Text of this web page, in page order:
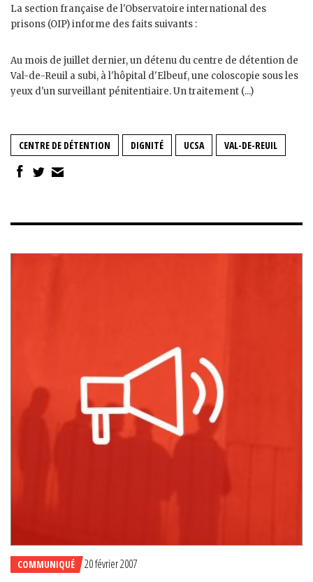
La section française de l'Observatoire international des
prisons (OIP) informe des faits suivants :
Au mois de juillet dernier, un détenu du centre de détention de
Val-de-Reuil a subi, à l'hôpital d'Elbeuf, une coloscopie sous les
yeux d'un surveillant pénitentiaire. Un traitement (...)
CENTRE DE DÉTENTION DIGNITÉ UCSA VAL-DE-REUIL
COMMUNIQUÉ 20 février 2007